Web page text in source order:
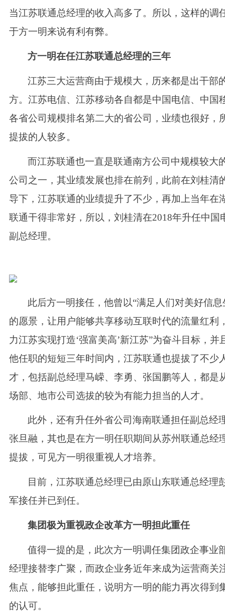
当江苏联通总经理的收入高多了。所以，这样的调
于方一明来说有利有弊。
方一明在任江苏联通总经理的三年
江苏三大运营商由于规模大，历来都是出干部
方。江苏电信、江苏移动各自都是中国电信、中国
各省公司规模排名第二大的省公司，业绩也很好，
提拔的人较多。
而江苏联通也一直是联通南方公司中规模较大
公司之一，其业绩发展也排在前列，此前在刘桂清
导下，江苏联通的业绩提升了不少，再加上当年在
联通干得非常好，所以，刘桂清在2018年升任中国
副总经理。
此后方一明接任，他曾以“满足人们对美好信息
的愿景，让用户能够共享移动互联时代的流量红利
力江苏实现打造‘强富美高’新江苏”为奋斗目标，并
他任职的短短三年时间内，江苏联通也提拔了不少
才，包括副总经理马嵘、李勇、张国鹏等人，都是
场部、地市公司选拔的较为有能力担当的人才。
此外，还有升任外省公司海南联通担任副总经
张旦融，其也是在方一明任职期间从苏州联通总经
提拔，可见方一明很重视人才培养。
目前，江苏联通总经理已由原山东联通总经理
军接任并已到任。
集团极为重视政企改革方一明担此重任
值得一提的是，此次方一明调任集团政企事业
经理接替李广聚，而政企业务近年来成为运营商关
焦点，能够担此重任，说明方一明的能力再次得到
的认可。